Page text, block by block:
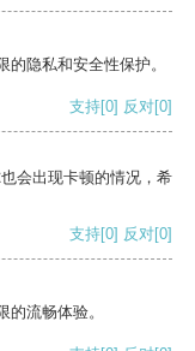
隐私和安全性保护。
支持[0] 反对[0]
会出现卡顿的情况，希
支持[0] 反对[0]
流畅体验。